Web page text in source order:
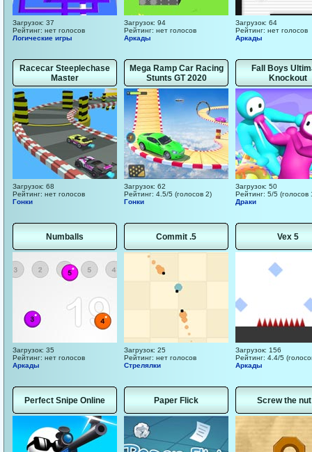
Загрузок: 37
Рейтинг: нет голосов
Логические игры
Загрузок: 94
Рейтинг: нет голосов
Аркады
Загрузок: 64
Рейтинг: нет голосов
Аркады
Racecar Steeplechase
Master
Загрузок: 68
Рейтинг: нет голосов
Гонки
Mega Ramp Car Racing
Stunts GT 2020
Загрузок: 62
Рейтинг: 4.5/5 (голосов 2)
Гонки
Fall Boys
Knockout
Загрузок: 50
Рейтинг: 5/5 (голосов
Драки
Numballs
Загрузок: 35
Рейтинг: нет голосов
Аркады
Commit .5
Загрузок: 25
Рейтинг: нет голосов
Стрелялки
Vex 5
Загрузок: 156
Рейтинг: 4.4/5
Аркады
Perfect Snipe Online Paper Flick Screw the